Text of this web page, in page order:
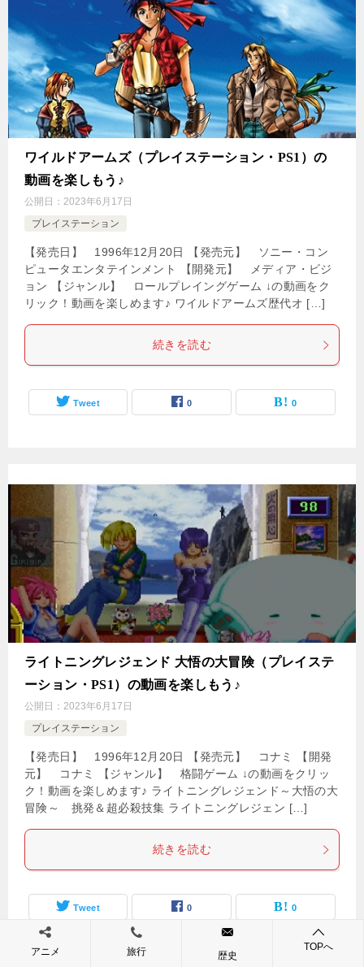
ワイルドアームズ（プレイステーション・PS1）の
動画を楽しもう♪
公開日： 2023年6月17日
プレイステーション
【発売日】 1996年12月20日 【発売元】 ソニー・コン
ピュータエンタテインメント 【開発元】 メディア・ビジ
ョン 【ジャンル】 ロールプレイングゲーム ↓の動画をク
リック！動画を楽しめます♪ ワイルドアームズ歴代オ […]
続きを読む
Tweet 0 0
ライトニングレジェンド 大悟の大冒険（プレイステ
ーション・PS1）の動画を楽しもう♪
公開日： 2023年6月17日
プレイステーション
【発売日】 1996年12月20日 【発売元】 コナミ 【開発
元】 コナミ 【ジャンル】 格闘ゲーム ↓の動画をクリッ
ク！動画を楽しめます♪ ライトニングレジェンド～大悟の大
冒険～ 挑発＆超必殺技集 ライトニングレジェン […]
続きを読む
Tweet 0 0
アニメ 旅行 歴史
TOPへ